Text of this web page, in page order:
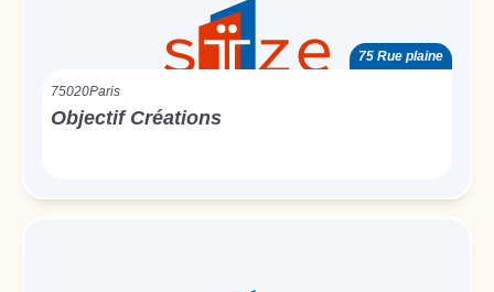
75 Rue plaine
75020Paris
Objectif Créations